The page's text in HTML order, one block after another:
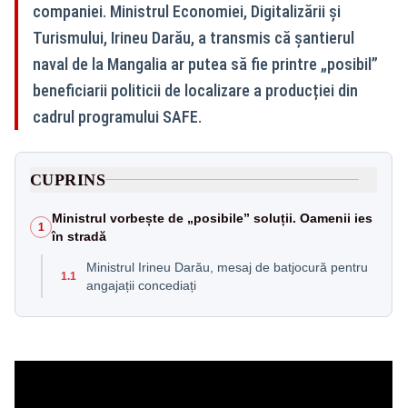
companiei. Ministrul Economiei, Digitalizării şi
Turismului, Irineu Darău, a transmis că șantierul
naval de la Mangalia ar putea să fie printre „posibil”
beneficiarii politicii de localizare a producției din
cadrul programului SAFE.
CUPRINS
1
Ministrul vorbește de „posibile” soluții. Oamenii ies
în stradă
1.1
Ministrul Irineu Darău, mesaj de batjocură pentru
angajații concediați